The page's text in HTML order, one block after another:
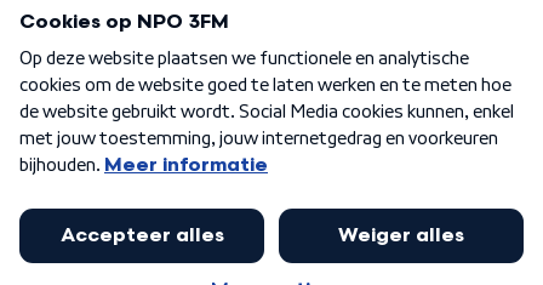
Algemene voorwaarden Privacybeleid